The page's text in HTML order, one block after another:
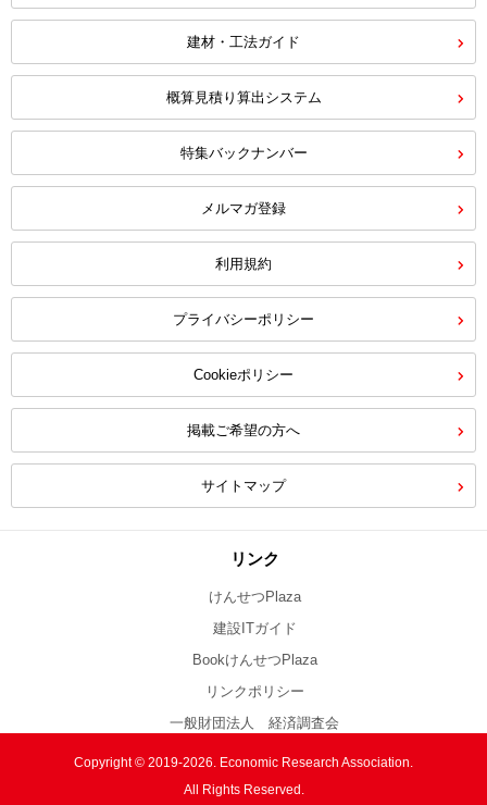
建材・工法ガイド
概算見積り算出システム
特集バックナンバー
メルマガ登録
利用規約
プライバシーポリシー
Cookieポリシー
掲載ご希望の方へ
サイトマップ
リンク
けんせつPlaza
建設ITガイド
BookけんせつPlaza
リンクポリシー
一般財団法人 経済調査会
Copyright © 2019-2026. Economic Research Association.
All Rights Reserved.